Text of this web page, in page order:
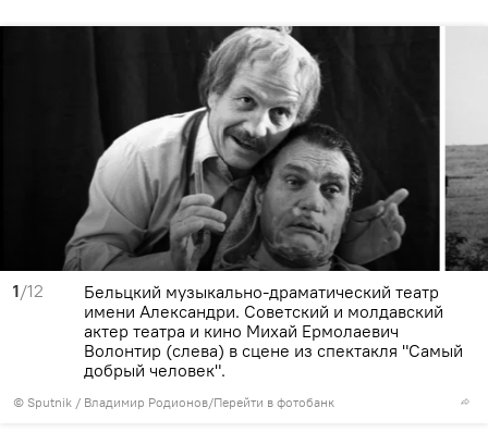
1/12
© Sputnik / Владимир Родионов/Перейти в фотобанк
Бельцкий музыкально-драматический театр
имени Александри. Советский и молдавский
актер театра и кино Михай Ермолаевич
Волонтир (слева) в сцене из спектакля "Самый
добрый человек".